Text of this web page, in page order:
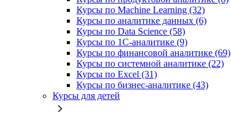
Курсы по Machine Learning (32)
Курсы по аналитике данных (6)
Курсы по Data Science (58)
Курсы по 1С‑аналитике (9)
Курсы по финансовой аналитике (69)
Курсы по системной аналитике (22)
Курсы по Excel (31)
Курсы по бизнес‑аналитике (43)
Курсы для детей